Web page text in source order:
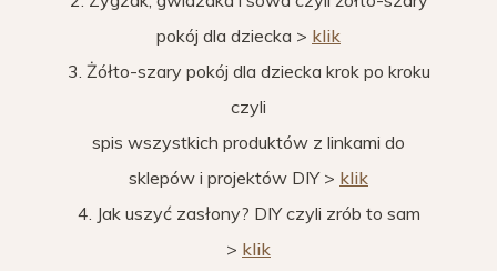
pokój dla dziecka > klik
3. Żółto-szary pokój dla dziecka krok po kroku
czyli
spis wszystkich produktów z linkami do
sklepów i projektów DIY > klik
4. Jak uszyć zasłony? DIY czyli zrób to sam
> klik